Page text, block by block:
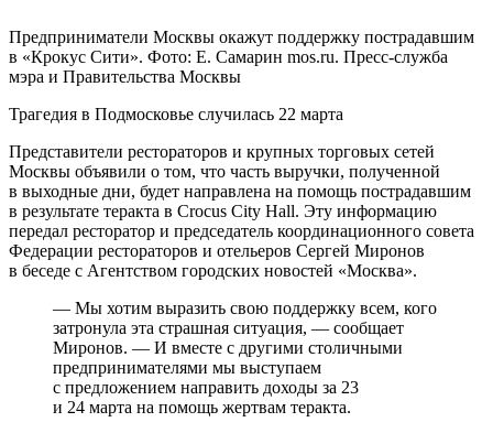
Предприниматели Москвы окажут поддержку пострадавшим
в «Крокус Сити». Фото: Е. Самарин mos.ru. Пресс-служба
мэра и Правительства Москвы
Трагедия в Подмосковье случилась 22 марта
Представители рестораторов и крупных торговых сетей
Москвы объявили о том, что часть выручки, полученной
в выходные дни, будет направлена на помощь пострадавшим
в результате теракта в Crocus City Hall. Эту информацию
передал ресторатор и председатель координационного совета
Федерации рестораторов и отельеров Сергей Миронов
в беседе с Агентством городских новостей «Москва».
— Мы хотим выразить свою поддержку всем, кого
затронула эта страшная ситуация, — сообщает
Миронов. — И вместе с другими столичными
предпринимателями мы выступаем
с предложением направить доходы за 23
и 24 марта на помощь жертвам теракта.